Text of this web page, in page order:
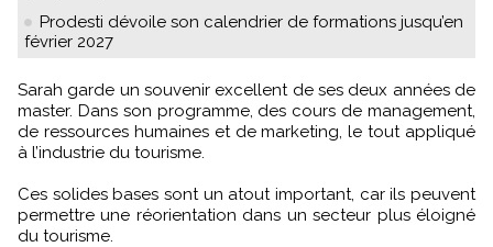
Prodesti dévoile son calendrier de formations jusqu’en
février 2027
Sarah garde un souvenir excellent de ses deux années de
master. Dans son programme, des cours de management,
de ressources humaines et de marketing, le tout appliqué
à l’industrie du tourisme.
Ces solides bases sont un atout important, car ils peuvent
permettre une réorientation dans un secteur plus éloigné
du tourisme.